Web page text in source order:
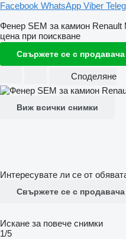
Facebook WhatsApp Viber
Фенер SEM за камион Renault
цена при поискване
Свържете се с продавача
Споделяне
Виж всички снимки
Интересувате ли се от
Свържете се с продавача
Искане за повече снимки
1/5